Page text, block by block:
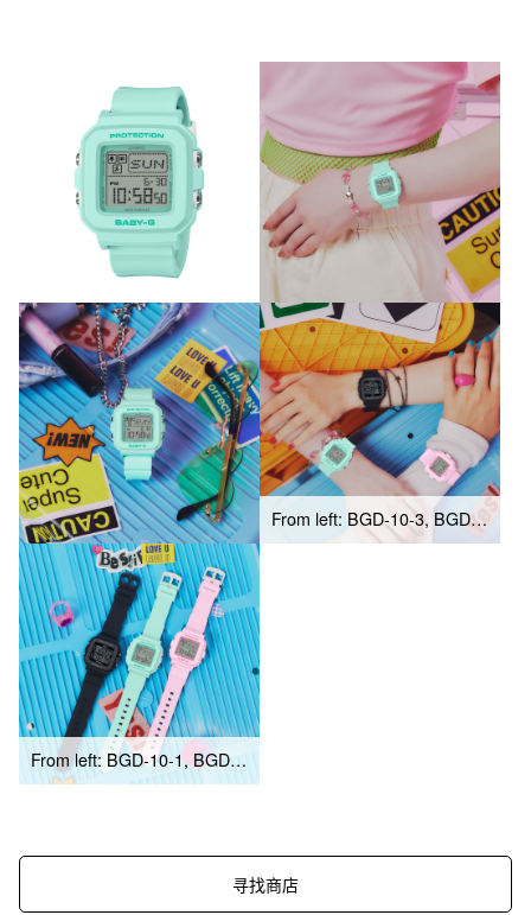
From left: BGD-10-3, BGD-10-1, BGD-10-4
From left: BGD-10-1, BGD-10-3, BGD-10-4
寻找商店